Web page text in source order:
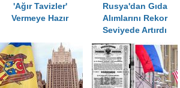
'Ağır Tavizler'
Vermeye Hazır
Rusya'dan Gıda
Alımlarını Rekor
Seviyede Artırdı